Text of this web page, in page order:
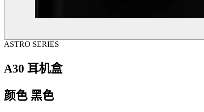
ASTRO SERIES
A30 耳机盒
颜色 黑色